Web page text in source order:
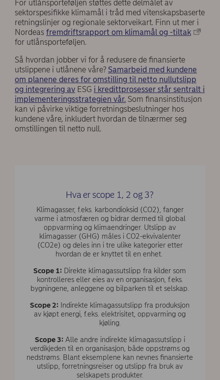
For utlånsporteføljen støttes dette delmålet av
sektorspesifikke klimamål i tråd med vitenskapsbaserte
retningslinjer og regionale sektorveikart. Finn ut mer i
Nordeas fremdriftsrapport om klimamål og -tiltak
for utlånsporteføljen.
Så hvordan jobber vi for å redusere de finansierte
utslippene i utlånene våre? Samarbeid med kundene
om planene deres for omstilling til netto nullutslipp
og integrering av ESG i kredittprosesser står sentralt i
implementeringsstrategien vår. Som finansinstitusjon
kan vi påvirke viktige forretningsbeslutninger hos
kundene våre, inkludert hvordan de tilnærmer seg
omstillingen til netto null.
Hva er scope 1, 2 og 3?
Klimagasser, f.eks. karbondioksid (CO2), fanger
varme i atmosfæren og bidrar dermed til global
oppvarming og klimaendringer. Utslipp av
klimagasser (GHG) måles i CO2-ekvivalenter
(CO2e) og deles inn i tre ulike kategorier etter
hvordan de er knyttet til en enhet.
Scope 1: Direkte klimagassutslipp fra kilder som
kontrolleres eller eies av en organisasjon, f.eks.
bygningene, anleggene og bilparken til et selskap.
Scope 2: Indirekte klimagassutslipp fra produksjon
av kjøpt energi, f.eks. elektrisitet, oppvarming og
kjøling.
Scope 3:Alle andre indirekte klimagassutslipp i
verdikjeden til en organisasjon, både oppstrøms og
nedstrøms. Blant eksemplene kan nevnes finansierte
utslipp, forretningsreiser og utslipp fra bruk av
selskapets produkter.